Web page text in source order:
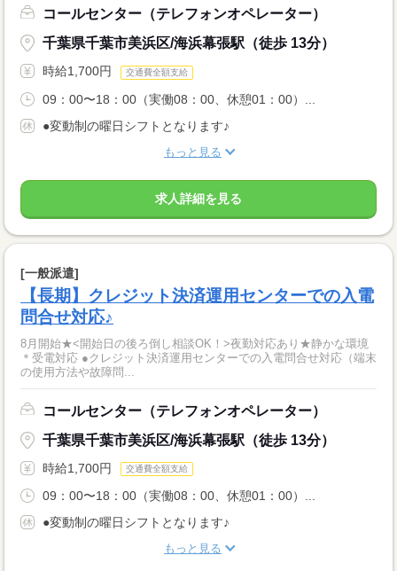
コールセンター（テレフォンオペレーター）
千葉県千葉市美浜区/海浜幕張駅（徒歩 13分）
時給1,700円 交通費全額支給
09：00〜18：00（実働08：00、休憩01：00）...
●変動制の曜日シフトとなります♪
もっと見る
求人詳細を見る
[一般派遣]
【長期】クレジット決済運用センターでの入電
問合せ対応♪
8月開始★<開始日の後ろ倒し相談OK！>夜勤対応あり★静かな環境
＊受電対応 ●クレジット決済運用センターでの入電問合せ対応（端末
の使用方法や故障問...
コールセンター（テレフォンオペレーター）
千葉県千葉市美浜区/海浜幕張駅（徒歩 13分）
時給1,700円 交通費全額支給
09：00〜18：00（実働08：00、休憩01：00）...
●変動制の曜日シフトとなります♪
もっと見る